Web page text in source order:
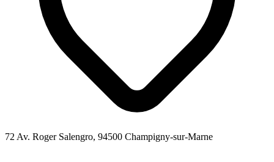
72 Av. Roger Salengro, 94500 Champigny-sur-Marne